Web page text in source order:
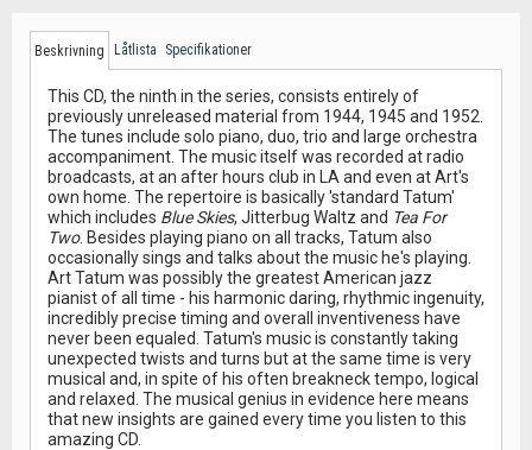
Beskrivning Låtlista Specifikationer
This CD, the ninth in the series, consists entirely of
previously unreleased material from 1944, 1945 and 1952.
The tunes include solo piano, duo, trio and large orchestra
accompaniment. The music itself was recorded at radio
broadcasts, at an after hours club in LA and even at Art's
own home. The repertoire is basically 'standard Tatum'
which includes Blue Skies, Jitterbug Waltz and Tea For
Two. Besides playing piano on all tracks, Tatum also
occasionally sings and talks about the music he's playing.
Art Tatum was possibly the greatest American jazz
pianist of all time - his harmonic daring, rhythmic ingenuity,
incredibly precise timing and overall inventiveness have
never been equaled. Tatum's music is constantly taking
unexpected twists and turns but at the same time is very
musical and, in spite of his often breakneck tempo, logical
and relaxed. The musical genius in evidence here means
that new insights are gained every time you listen to this
amazing CD.